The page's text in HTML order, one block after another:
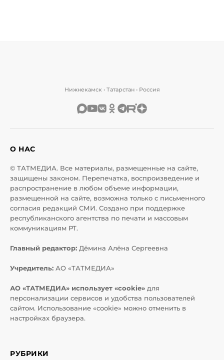
Нижнекамск • Татарстан • Россия
О НАС
© ТАТМЕДИА. Все материалы, размещенные на сайте,
защищены законом. Перепечатка, воспроизведение и
распространение в любом объеме информации,
размещенной на сайте, возможна только с письменного
согласия редакций СМИ. Создано при поддержке
республиканского агентства по печати и массовым
коммуникациям РТ.
Главный редактор: Дёмина Алёна Сергеевна
Учредитель: АО «ТАТМЕДИА»
АО «ТАТМЕДИА» использует «cookie» для
персонализации сервисов и удобства пользователей
сайтом. Использование «cookie» можно отменить в
настройках браузера.
РУБРИКИ